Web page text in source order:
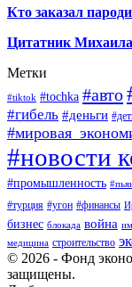
Кто заказал
Цитатник
Метки
#tiktok #tochka #авто
#гибель #деньги
#новости
#промышленность
#турция #угон #финансы
бизнес блокада война
медицина строительство
© 2026 - Фонд
защищены.